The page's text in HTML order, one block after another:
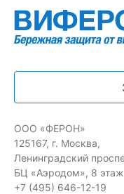
ООО «ФЕРОН»
125167, г. Москва,
Ленинградский
БЦ «Аэродом», 8 этаж
+7 (495) 646-12-19